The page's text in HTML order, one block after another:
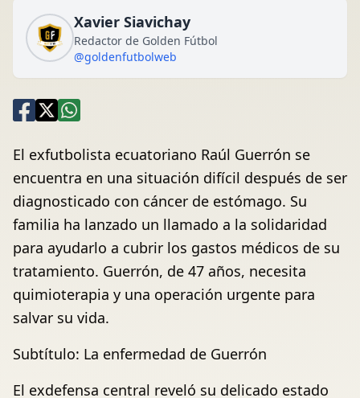
Xavier Siavichay
Redactor de Golden Fútbol
@goldenfutbolweb
El exfutbolista ecuatoriano Raúl Guerrón se
encuentra en una situación difícil después de ser
diagnosticado con cáncer de estómago. Su
familia ha lanzado un llamado a la solidaridad
para ayudarlo a cubrir los gastos médicos de su
tratamiento. Guerrón, de 47 años, necesita
quimioterapia y una operación urgente para
salvar su vida.
Subtítulo: La enfermedad de Guerrón
El exdefensa central reveló su delicado estado